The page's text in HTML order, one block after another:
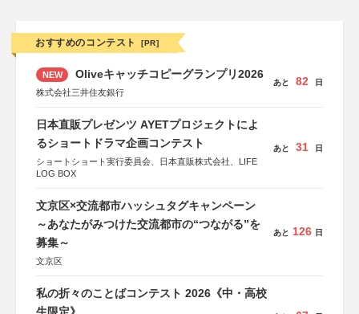
おすすめのコンテスト [PR]
NEW Oliveキャッチコピーグランプリ2026
株式会社三井住友銀行
あと 82 日
日本直販プレゼンツ AYETプロジェクトによ
るショートドラマ企画コンテスト
ショートショート実行委員会、日本直販株式会社、LIFE
LOG BOX
あと 31 日
文京区×交流都市ハッシュタグキャンペーン
～あなたがみつけた交流都市の“つながる”を
募集～
文京区
あと 126 日
私の折々のことばコンテスト 2026《中・高校